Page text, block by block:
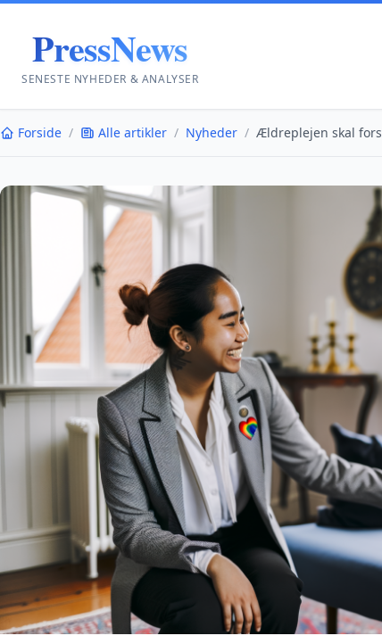
PressNews
SENESTE NYHEDER & ANALYSER
Forside / Alle artikler / Nyheder / Ældreplejen skal